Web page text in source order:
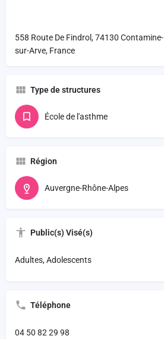
558 Route De Findrol, 74130 Contamine-
sur-Arve, France
Type de structures
École de l'asthme
Région
Auvergne-Rhône-Alpes
Public(s) Visé(s)
Adultes, Adolescents
Téléphone
04 50 82 29 98